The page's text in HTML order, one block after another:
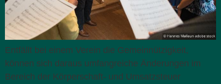
Entfällt bei einem Verein die Gemeinnützigkeit,
können sich daraus umfangreiche Änderungen im
Bereich der Körperschaft- und Umsatzsteuer